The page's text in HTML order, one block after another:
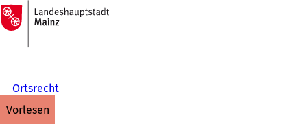
Inhalt anspringen
Zur
Startseite
Ortsrecht
vorlesen